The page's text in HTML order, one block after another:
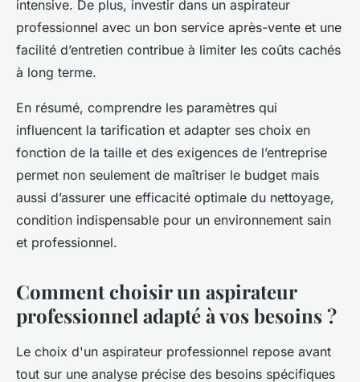
intensive. De plus, investir dans un aspirateur
professionnel avec un bon service après-vente et une
facilité d’entretien contribue à limiter les coûts cachés
à long terme.
En résumé, comprendre les paramètres qui
influencent la tarification et adapter ses choix en
fonction de la taille et des exigences de l’entreprise
permet non seulement de maîtriser le budget mais
aussi d’assurer une efficacité optimale du nettoyage,
condition indispensable pour un environnement sain
et professionnel.
Comment choisir un aspirateur
professionnel adapté à vos besoins ?
Le choix d'un aspirateur professionnel repose avant
tout sur une analyse précise des besoins spécifiques